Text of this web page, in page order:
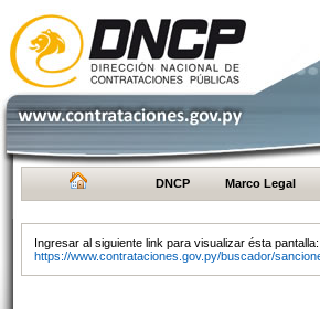
DNCP Marco Legal
Ingresar al siguiente link para visualizar ésta pantalla:
https://www.contrataciones.gov.py/buscador/